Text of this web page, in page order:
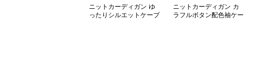
ニットカーディガン ゆ
ったりシルエットケーブ
ニットカーディガン カ
ラフルボタン配色袖ケー